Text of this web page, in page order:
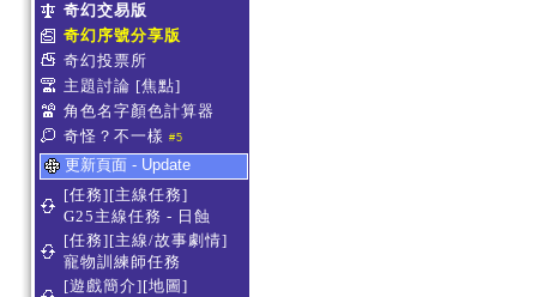
奇幻交易版
奇幻序號分享版
奇幻投票所
主題討論 [焦點]
角色名字顏色計算器
奇怪？不一樣 #5
更新頁面 - Update
[任務][主線任務]
G25主線任務 - 日蝕
[任務][主線/故事劇情]
寵物訓練師任務
[遊戲簡介][地圖]